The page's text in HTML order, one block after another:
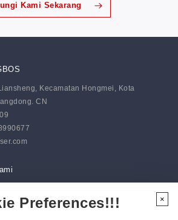
Kami Sekarang
Kecamatan Hongmei, Kota
CN
Preferences!!! ×